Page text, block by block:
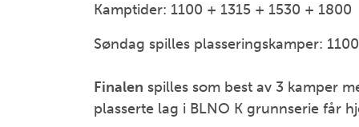
Kamptider: 1100 + 1315 + 1530 + 1800
Søndag spilles plasseringskamper:
Finalen spilles som best av 3 kamper
plasserte lag i BLNO K grunnserie får